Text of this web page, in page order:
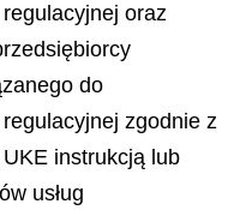
oraz
do
zgodnie z
instrukcją lub
usług